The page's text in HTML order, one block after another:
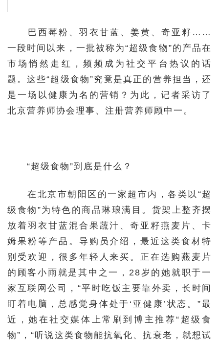
巴西莓粉、羽衣甘蓝、姜黄、奇亚籽……
一段时间以来，一批被称为“超级食物”的产品在
市场悄然走红，频频成为社交平台热议的话
题。这些“超级食物”究竟是真正的营养担当，还
是一场以健康为名的营销？为此，记者采访了
北京营养师协会理事、注册营养师顾中一。
“超级食物”到底是什么？
在北京市朝阳区的一家超市内，各类以“超
级食物”为特色的商品琳琅满目。货架上整齐摆
放着羽衣甘蓝混合果蔬汁、奇亚籽燕麦片、卡
姆果粉等产品。导购员介绍，最近这类食材特
别受欢迎，很多年轻人来买。正在选购燕麦片
的顾客小雨就是其中之一，28岁的她就职于一
家互联网公司，“平时吃饭主要靠外卖，长时间
盯着电脑，总感觉身体处于‘亚健康’状态。”最
近，她在社交媒体上常刷到博主推荐“超级食
物”，“听说这类食物能抗氧化、抗衰老，就想试